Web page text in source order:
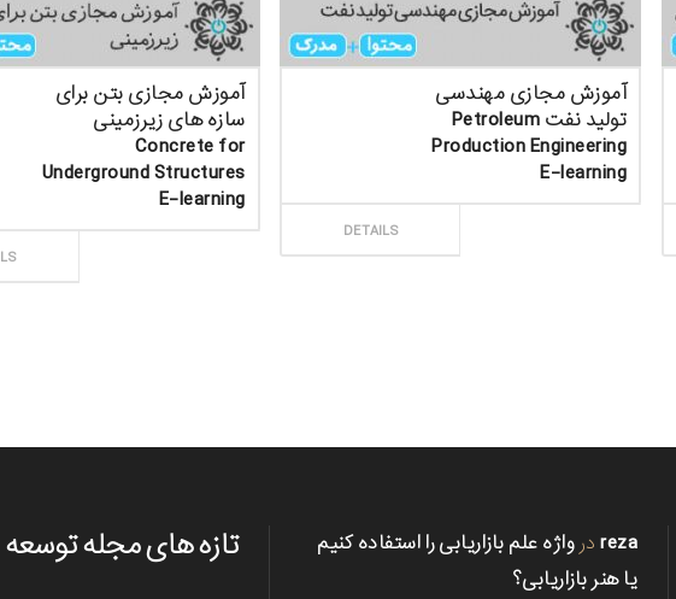
آموزش مجازی بتن برای
سازه های زیرزمینی
Concrete for
Underground Structures
E-learning
آموزش مجازی مهندسی
تولید نفت Petroleum
Production Engineering
E-learning
DETAILS
تازه های مجله توسعه reza در واژه علم بازاریابی را استفاده کنیم
یا هنر بازاریابی؟